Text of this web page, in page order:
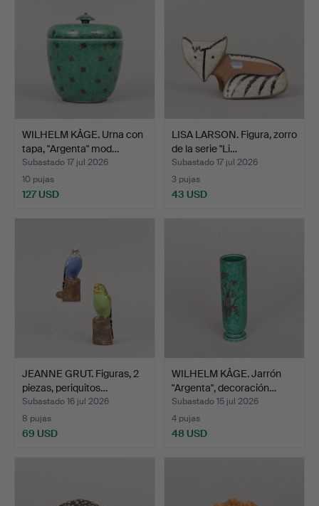
WILHELM KÅGE. Urna con
tapa, "Argenta" mod…
Subastado 17 jul 2026
10 pujas
127 USD
LISA LARSON. Figura, zorro
de la serie "Li…
Subastado 17 jul 2026
3 pujas
43 USD
JEANNE GRUT. Figuras, 2
piezas, periquitos…
Subastado 16 jul 2026
8 pujas
69 USD
WILHELM KÅGE. Jarrón
"Argenta", decoración…
Subastado 15 jul 2026
4 pujas
48 USD